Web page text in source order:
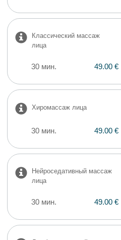
Классический массаж
лица
30 мин. 49.00 €
Хиромассаж лица
30 мин. 49.00 €
Нейроседативный массаж
лица
30 мин. 49.00 €